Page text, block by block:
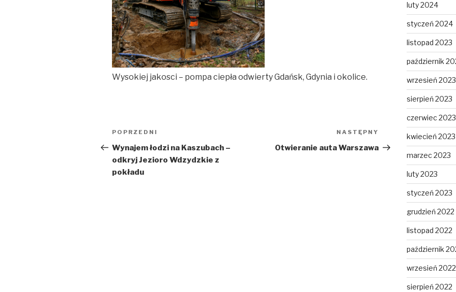
Wysokiej jakosci – pompa ciepła odwierty Gdańsk, Gdynia i okolice.
Nawigacja
wpisu
Poprzedni
wpis
POPRZEDNI
Wynajem łodzi na Kaszubach –
odkryj Jezioro Wdzydzkie z
pokładu
Następny
wpis
NASTĘPNY
Otwieranie auta Warszawa
luty 2024
styczeń 2024
listopad 2023
październik
wrzesień 2023
sierpień 2023
czerwiec 2023
kwiecień 2023
marzec 2023
luty 2023
styczeń 2023
grudzień 2022
listopad 2022
październik
wrzesień 2022
sierpień 2022